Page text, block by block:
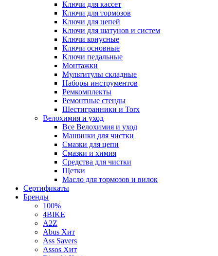
Ключи для кассет
Ключи для тормозов
Ключи для цепей
Ключи для шатунов и систем
Ключи конусные
Ключи основные
Ключи педальные
Монтажки
Мультитулы складные
Наборы инструментов
Ремкомплекты
Ремонтные стенды
Шестигранники и Torx
Велохимия и уход
Все Велохимия и уход
Машинки для чистки
Смазки для цепи
Смазки и химия
Средства для чистки
Щетки
Масло для тормозов и вилок
Сертификаты
Бренды
100%
4BIKE
A2Z
Abus Хит
Ass Savers
Assos Хит